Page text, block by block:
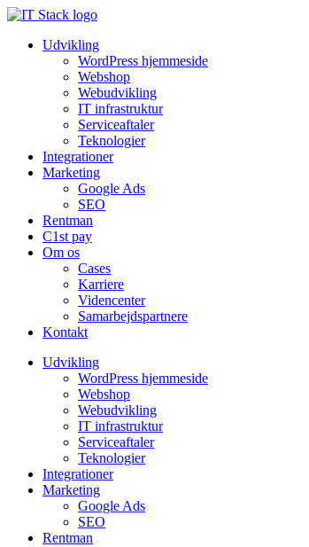
Udvikling
WordPress hjemmeside
Webshop
Webudvikling
IT infrastruktur
Serviceaftaler
Teknologier
Integrationer
Marketing
Google Ads
SEO
Rentman
C1st pay
Om os
Cases
Karriere
Videncenter
Samarbejdspartnere
Kontakt
Udvikling
WordPress hjemmeside
Webshop
Webudvikling
IT infrastruktur
Serviceaftaler
Teknologier
Integrationer
Marketing
Google Ads
SEO
Rentman